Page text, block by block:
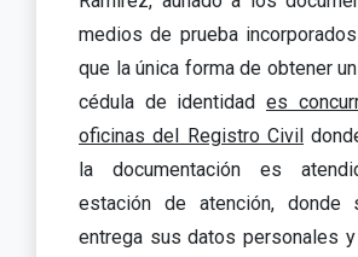
medios de prueba
que la única forma de obtener
cédula de identidad es
oficinas del Registro Civil
la documentación es
estación de atención,
entrega sus datos personales